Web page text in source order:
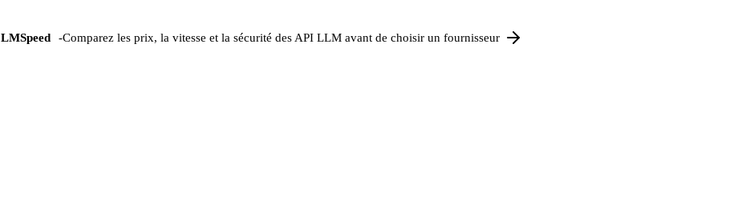
LMSpeed -Comparez les prix, la vitesse et la sécurité des API LLM avant de choisir un fournisseur